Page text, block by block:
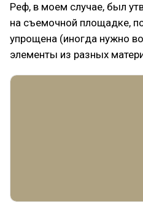
Реф, в моем случае, был
на съемочной площадке,
упрощена (иногда нужно
элементы из разных